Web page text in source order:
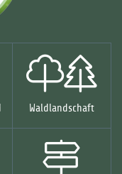
Waldlandschaft